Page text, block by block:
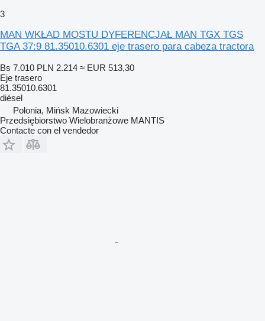
3
MAN WKŁAD MOSTU DYFERENCJAŁ MAN TGX TGS
TGA 37:9 81.35010.6301 eje trasero para cabeza tractora
Bs 7.010 PLN 2.214 ≈ EUR 513,30
Eje trasero
81.35010.6301
diésel
Polonia, Mińsk Mazowiecki
Przedsiębiorstwo Wielobranżowe MANTIS
Contacte con el vendedor